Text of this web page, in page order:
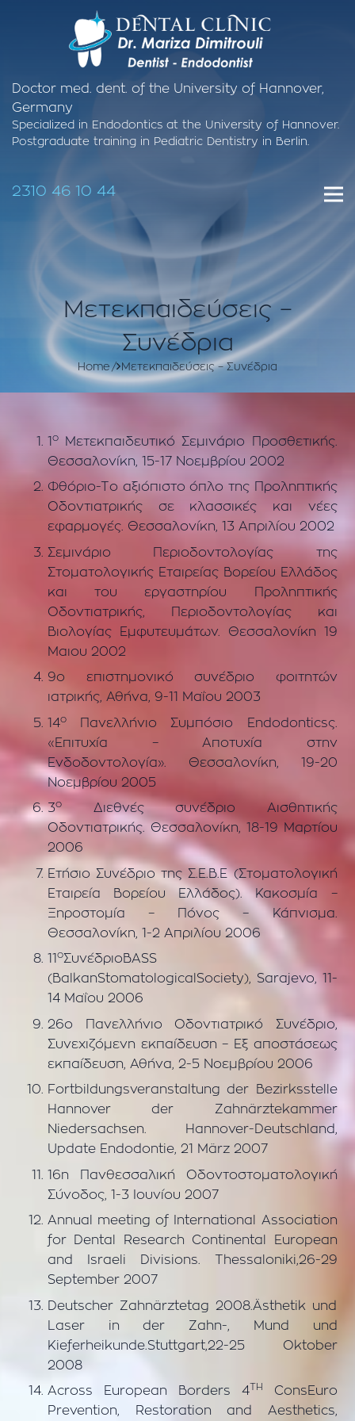
Doctor med. dent. of the University of Hannover,
Germany
Specialized in Endodontics at the University of Hannover.
Postgraduate training in Pediatric Dentistry in Berlin.
2310 46 10 44
Μετεκπαιδεύσεις –
Συνέδρια
Home Μετεκπαιδεύσεις – Συνέδρια
1ο
Μετεκπαιδευτικό Σεμινάριο Προσθετικής.
Θεσσαλονίκη, 15-17 Nοεμβρίου 2002
Φθόριο-Το αξιόπιστο όπλο της Προληπτικής
Οδοντιατρικής σε κλασσικές και νέες
εφαρμογές. Θεσσαλονίκη, 13 Απριλίου 2002
Σεμινάριο Περιοδοντολογίας της
Στοματολογικής Εταιρείας Βορείου Ελλάδος
και του εργαστηρίου Προληπτικής
Οδοντιατρικής, Περιοδοντολογίας και
Βιολογίας Εμφυτευμάτων. Θεσσαλονίκη 19
Μαιου 2002
9ο επιστημονικό συνέδριο φοιτητών
ιατρικής, Αθήνα, 9-11 Μαΐου 2003
14ο
Πανελλήνιο Συμπόσιο Endodonticsς.
«Επιτυχία – Αποτυχία στην
Ενδοδοντολογία». Θεσσαλονίκη, 19-20
Noεμβρίου 2005
3οΔιεθνές συνέδριο Αισθητικής
Οδοντιατρικής. Θεσσαλονίκη, 18-19 Mαρτίου
2006
Ετήσιο Συνέδριο της Σ.Ε.Β.Ε (Στοματολογική
Εταιρεία Βορείου Ελλάδος). Κακοσμία –
Ξηροστομία – Πόνος – Κάπνισμα.
Θεσσαλονίκη, 1-2 Aπριλίου 2006
11 οΣυνέδριοBASS
(BalkanStomatologicalSociety), Sarajevo, 11-
14 Μαΐου 2006
26ο Πανελλήνιο Οδοντιατρικό Συνέδριο,
Συνεχιζόμενη εκπαίδευση – Εξ αποστάσεως
εκπαίδευση, Αθήνα, 2-5 Νοεμβρίου 2006
Fortbildungsveranstaltung der Bezirksstelle
Hannover der Zahnärztekammer
Niedersachsen. Hannover-Deutschland,
Update Endodontie, 21 März 2007
16η Πανθεσσαλική Οδοντοστοματολογική
Σύνοδος, 1-3 Ιουνίου 2007
Annual meeting of International Association
for Dental Research Continental European
and Israeli Divisions. Thessaloniki,26-29
September 2007
Deutscher Zahnärztetag 2008.Ästhetik und
Laser in der Zahn-, Mund und
Kieferheikunde.Stuttgart,22-25 Oktober
2008
Across European Borders 4TH
ConsEuro
Prevention, Restoration and Aesthetics,